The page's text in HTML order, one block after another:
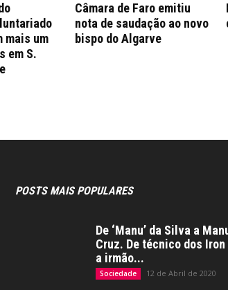
mais um
em S.
Câmara de Faro emitiu
nota de saudação ao novo
bispo do Algarve
POSTS MAIS POPULARES
De ‘Manu’ da Silva a
Cruz. De técnico dos
a irmão...
Sociedade 12 de Abril de 2020